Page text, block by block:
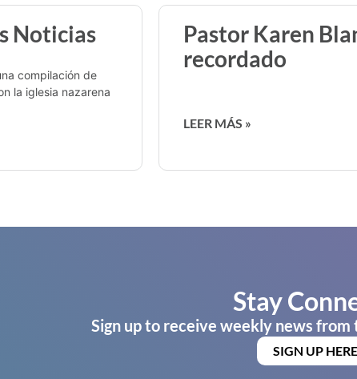
Noticias
compilación de
la iglesia nazarena
Pastor Karen
recordado
LEER MÁS »
Stay
Sign up to receive weekly news from
SIGN UP HERE